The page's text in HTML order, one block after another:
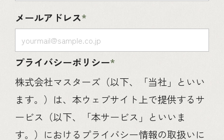
メールアドレス
プライバシーポリシー
株式会社マスターズ（以下、「当社」といい
ます。）は、本ウェブサイト上で提供するサ
ービス（以下、「本サービス」といいま
す。）におけるプライバシー情報の取扱いに